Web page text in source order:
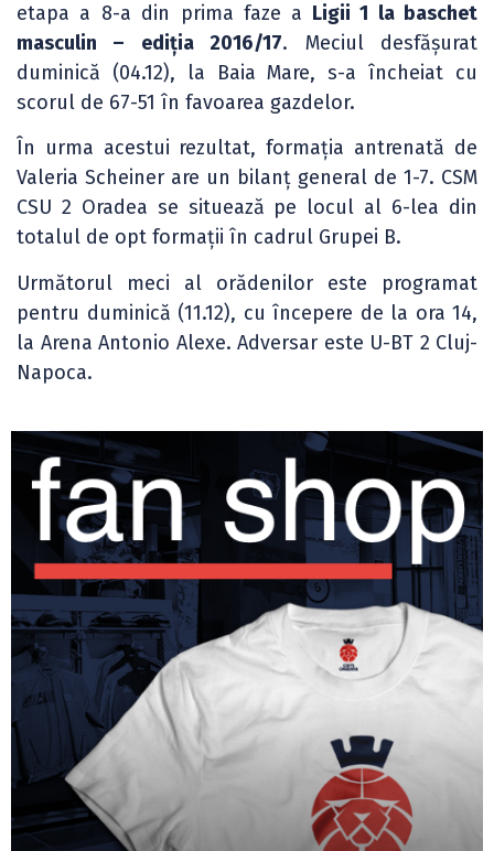
etapa a 8-a din prima faze a Ligii 1 la baschet
masculin – ediția 2016/17. Meciul desfășurat
duminică (04.12), la Baia Mare, s-a încheiat cu
scorul de 67-51 în favoarea gazdelor.
În urma acestui rezultat, formația antrenată de
Valeria Scheiner are un bilanț general de 1-7. CSM
CSU 2 Oradea se situează pe locul al 6-lea din
totalul de opt formații în cadrul Grupei B.
Următorul meci al orădenilor este programat
pentru duminică (11.12), cu începere de la ora 14,
la Arena Antonio Alexe. Adversar este U-BT 2 Cluj-
Napoca.